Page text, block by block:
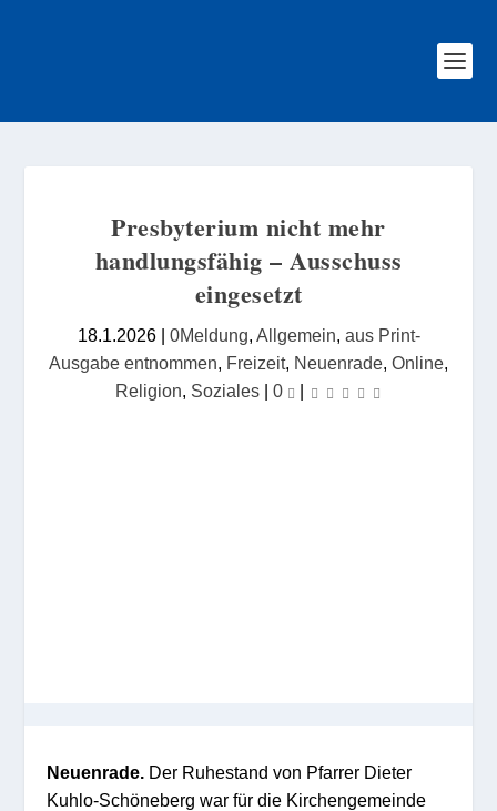
Presbyterium nicht mehr
handlungsfähig – Ausschuss
eingesetzt
18.1.2026| 0Meldung, Allgemein, aus Print-
Ausgabe entnommen, Freizeit, Neuenrade, Online,
Religion, Soziales | 0 |
Neuenrade. Der Ruhestand von Pfarrer Dieter
Kuhlo-Schöneberg war für die Kirchengemeinde